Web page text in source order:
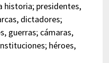
historia; presidentes,
dictadores;
guerras; cámaras,
héroes,